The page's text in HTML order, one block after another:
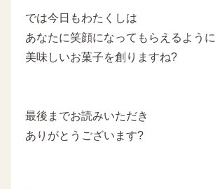
では今日もわたくしは
あなたに笑顔になってもらえるように
美味しいお菓子を創りますね?
最後までお読みいただき
ありがとうございます?